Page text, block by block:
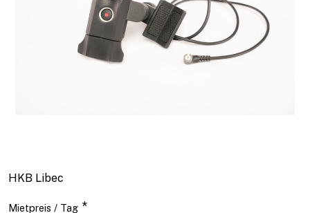
HKB Libec
Mietpreis / Tag *